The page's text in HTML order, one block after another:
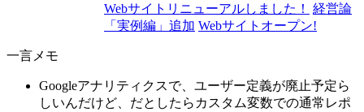
Webサイトリニューアルしました！
経営論
「実例編」追加 Webサイトオープン!
一言メモ
Googleアナリティクスで、ユーザー定義が廃止予定ら
しいんだけど、だとしたらカスタム変数での通常レポ